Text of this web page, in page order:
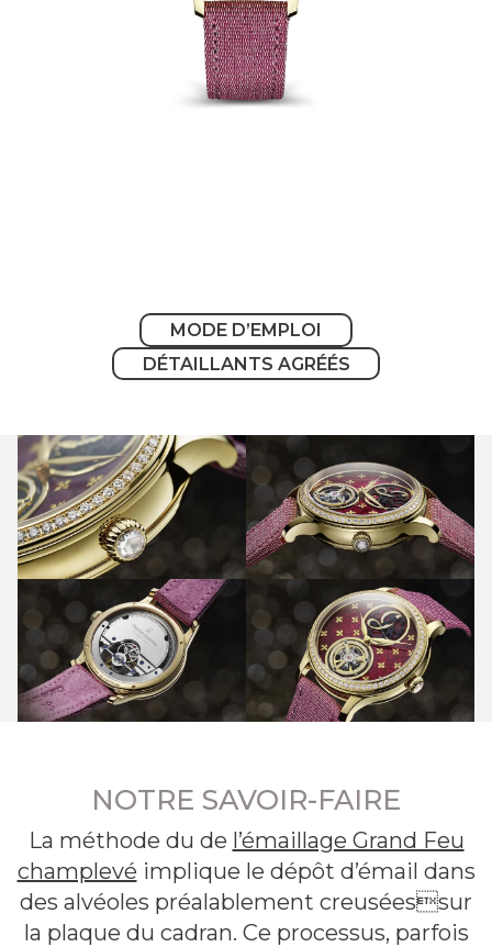
MODE D’EMPLOI
DÉTAILLANTS AGRÉÉS
NOTRE SAVOIR-FAIRE
La méthode du de l’émaillage Grand Feu
champlevé implique le dépôt d’émail dans
des alvéoles préalablement creuséessur
la plaque du cadran. Ce processus, parfois